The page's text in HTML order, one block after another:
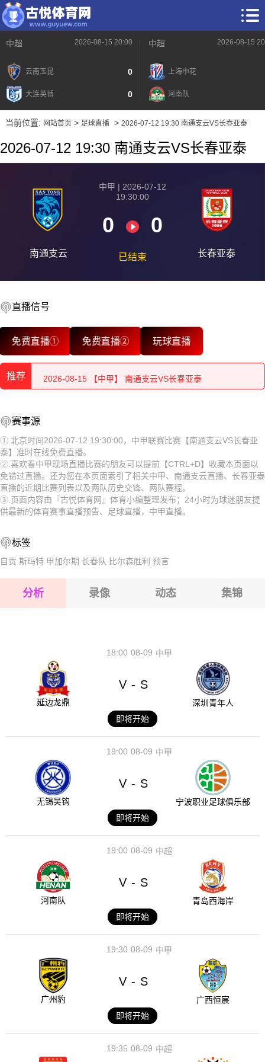
中超 2026-08-15 20:00
云南玉昆 0
大连英博 0
中超 2026-08-15
上海申花
河南队
当前位置: 网站首页> 足球直播> 2026-07-12 19:30 南通支云VS长春亚泰
2026-07-12 19:30 南通支云VS长春亚泰
南通支云
中甲 | 2026-07-12
19:30:00
0 0
已结束 长春亚泰
直播信号
免费直播① 免费直播② 玩球直播
推荐
2026-08-15 【中甲】 南通支云VS长春亚泰
2026-08-15 【中甲】 南通支云VS长春亚泰
2026-08-15 【中甲】 南通支云VS长春亚泰
2026-08-15 【中甲】 南通支云VS长春亚泰
2026-08-15 【中甲】 南通支云VS长春亚泰
2026-08-15 【中甲】 南通支云VS长春亚泰
2026-08-15 【中甲】 南通支云VS长春亚泰
2026-08-15 【中甲】 南通支云VS长春亚泰
2026-08-15 【中甲】 南通支云VS长春亚泰
2026-08-15 【中甲】 南通支云VS长春亚泰
赛事源
①.北京时间2026-07-12 19:30:00，中甲联赛比赛【南通支云VS长春亚
泰】准时在线免费直播。
②.喜欢看中甲现场直播比赛的朋友可以提前【CTRL+D】收藏本页面以
免错过直播。还为您在本页面索引了相关中甲、南通支云直播、长春亚泰
直播的近期比赛列表以及两队历史交锋、两队赛程。
③.页面内容由『古悦体育网』体育小编整理发布；24小时为球迷朋友提
供最新的体育赛事直播预告、足球直播，中甲直播。
标签
自贡 斯玛特 甲加尔期 长春队 比尔森胜利 预言
分析 录像 动态 集锦
08-09
18:00 中甲
延边龙鼎
V - S
深圳青年人
即将开始
08-09
19:00 中甲
无锡吴钩
V - S
宁波职业足球俱乐部
即将开始
08-09
19:00 中超
河南队
V - S
青岛西海岸
即将开始
08-09
19:30 中甲
广州豹
V - S
广西恒宸
即将开始
08-09
19:35 中超